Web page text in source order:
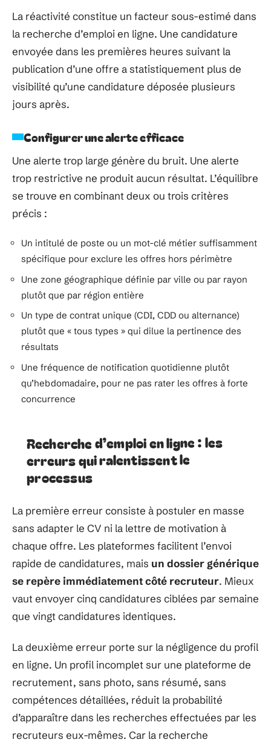
La réactivité constitue un facteur sous-estimé dans
la recherche d’emploi en ligne. Une candidature
envoyée dans les premières heures suivant la
publication d’une offre a statistiquement plus de
visibilité qu’une candidature déposée plusieurs
jours après.
Configurer une alerte efficace
Une alerte trop large génère du bruit. Une alerte
trop restrictive ne produit aucun résultat. L’équilibre
se trouve en combinant deux ou trois critères
précis :
Un intitulé de poste ou un mot-clé métier suffisamment
spécifique pour exclure les offres hors périmètre
Une zone géographique définie par ville ou par rayon
plutôt que par région entière
Un type de contrat unique (CDI, CDD ou alternance)
plutôt que « tous types » qui dilue la pertinence des
résultats
Une fréquence de notification quotidienne plutôt
qu’hebdomadaire, pour ne pas rater les offres à forte
concurrence
Recherche d’emploi en ligne : les
erreurs qui ralentissent le
processus
La première erreur consiste à postuler en masse
sans adapter le CV ni la lettre de motivation à
chaque offre. Les plateformes facilitent l’envoi
rapide de candidatures, mais un dossier générique
se repère immédiatement côté recruteur. Mieux
vaut envoyer cinq candidatures ciblées par semaine
que vingt candidatures identiques.
La deuxième erreur porte sur la négligence du profil
en ligne. Un profil incomplet sur une plateforme de
recrutement, sans photo, sans résumé, sans
compétences détaillées, réduit la probabilité
d’apparaître dans les recherches effectuées par les
recruteurs eux-mêmes. Car la recherche